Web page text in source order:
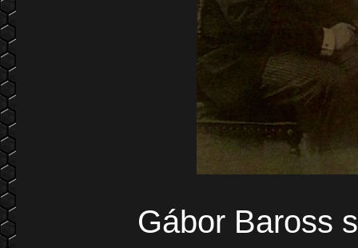
Gábor Baross s